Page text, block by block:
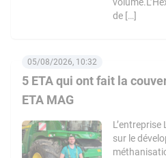
de […]
5 ETA qui ont fait la
ETA MAG
05/08/2026, 10:32
sur le